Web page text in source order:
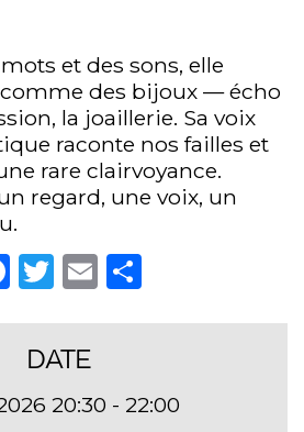
et des sons, elle
comme des bijoux — écho
la joaillerie. Sa voix
raconte nos failles et
rare clairvoyance.
un regard, une voix, un
Facebook
Twitter
Email
DATE
20:30 - 22:00